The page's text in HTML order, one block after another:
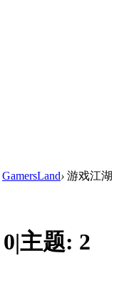
GamersLand› 游戏江湖
0|主题: 2